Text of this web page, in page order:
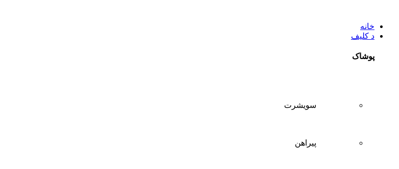
خانه
د کلیف
پوشاک
سويشرت
پیراهن